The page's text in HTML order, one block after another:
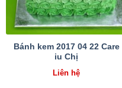
Bánh kem 2017 04 22 Care
iu Chị
Liên hệ